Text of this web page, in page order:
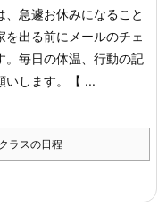
、急遽お休みになること
を出る前にメールのチェ
毎日の体温、行動の記
します。
【 ...
ラスの日程